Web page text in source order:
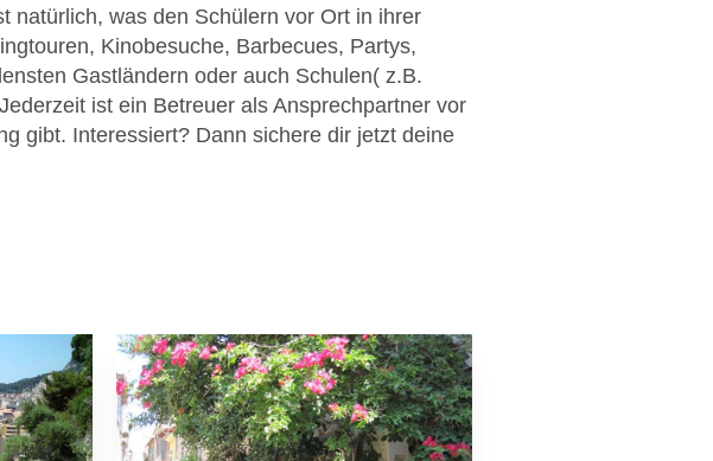
natürlich, was den Schülern vor Ort in ihrer
Kinobesuche, Barbecues, Partys,
Gastländern oder auch Schulen( z.B.
ist ein Betreuer als Ansprechpartner vor
gibt. Interessiert? Dann sichere dir jetzt deine